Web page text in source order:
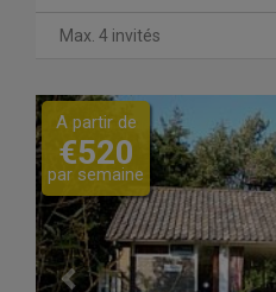
Max. 4 invités
Previous
A partir de
€520
par semaine